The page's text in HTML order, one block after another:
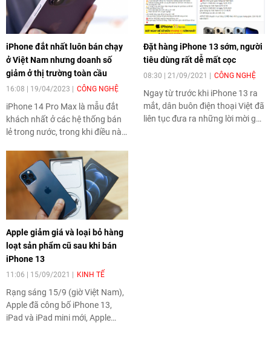
iPhone đắt nhất luôn bán chạy
ở Việt Nam nhưng doanh số
giảm ở thị trường toàn cầu
16:08 | 19/04/2023 CÔNG NGHỆ
iPhone 14 Pro Max là mẫu đắt
khách nhất ở các hệ thống bán
lẻ trong nước, trong khi điều này
Đặt hàng iPhone 13 sớm, người
tiêu dùng rất dễ mất cọc
08:30 | 21/09/2021 CÔNG NGHỆ
Ngay từ trước khi iPhone 13 ra
mắt, dân buôn điện thoại Việt đã
liên tục đưa ra những lời mời gọi
Apple giảm giá và loại bỏ hàng
loạt sản phẩm cũ sau khi bán
iPhone 13
11:06 | 15/09/2021 KINH TẾ
Rạng sáng 15/9 (giờ Việt Nam),
Apple đã công bố iPhone 13,
iPad và iPad mini mới, Apple